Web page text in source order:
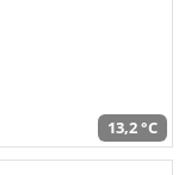
13,2 °C